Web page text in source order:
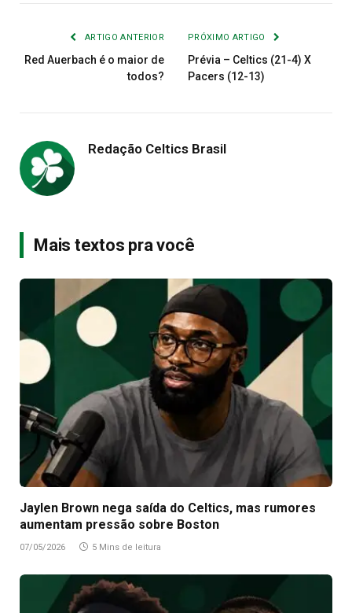
ARTIGO ANTERIOR
Red Auerbach é o maior de
todos?
PRÓXIMO ARTIGO
Prévia – Celtics (21-4) X
Pacers (12-13)
Redação Celtics Brasil
Mais textos pra você
Jaylen Brown nega saída do Celtics, mas rumores
aumentam pressão sobre Boston
07/05/2026 5 Mins de leitura